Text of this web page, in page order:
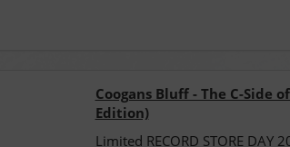
Coogans Bluff - The C-Side
Edition)
Limited RECORD STORE